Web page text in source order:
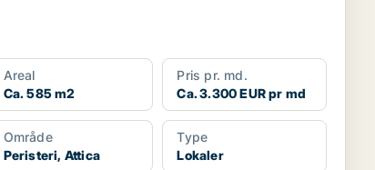
Areal
Ca. 585 m2
Pris pr. md.
Ca. 3.300 EUR pr md
Område
Peristeri, Attica
Type
Lokaler